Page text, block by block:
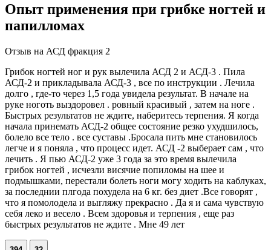
Опыт применения при грибке ногтей и
папилломах
Отзыв на АСД фракция 2
Грибок ногтей ног и рук вылечила АСД 2 и АСД-3 . Пила
АСД-2 и прикладывала АСД-3 , все по инструкции . Лечила
долго , где-то через 1,5 года увидела результат. В начале на
руке ноготь выздоровел . ровный красивый , затем на ноге .
Быстрых результатов не ждите, наберитесь терпения. Я когда
начала принемать АСД-2 общее состояние резко ухудшилось,
болело все тело . все суставы .Бросала пить мне становилось
легче и я поняла , что процесс идет. АСД -2 выберает сам , что
лечить . Я пью АСД-2 уже 3 года за это время вылечила
грибок ногтей , исчезли висячие попиломы на шее и
подмышками, перестали болеть ноги могу ходить на каблуках,
за последнии плгода похудела на 6 кг. без диет .Все говорят ,
что я помолодела и выгляжу прекрасно . Да я и сама чувствую
себя леко и весело . Всем здоровья и терпения , еще раз
быстрых результатов не ждите . Мне 49 лет